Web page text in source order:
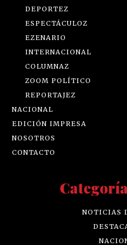
DEPORTEZ
ESPECTÁCULOZ
EZENARIO
INTERNACIONAL
COLUMNAZ
ZOOM POLÍTICO
REPORTAJEZ
NACIONAL
EDICIÓN IMPRESA
NOSOTROS
CONTACTO
NOTICIAS